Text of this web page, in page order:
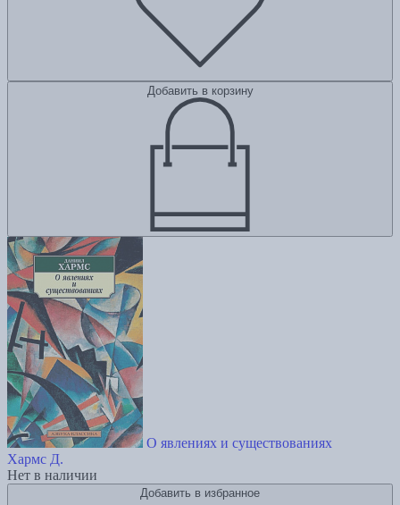
Добавить в корзину
О явлениях и существованиях
Хармс Д.
Нет в наличии
Добавить в избранное